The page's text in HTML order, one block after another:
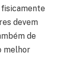
devem
de
melhor